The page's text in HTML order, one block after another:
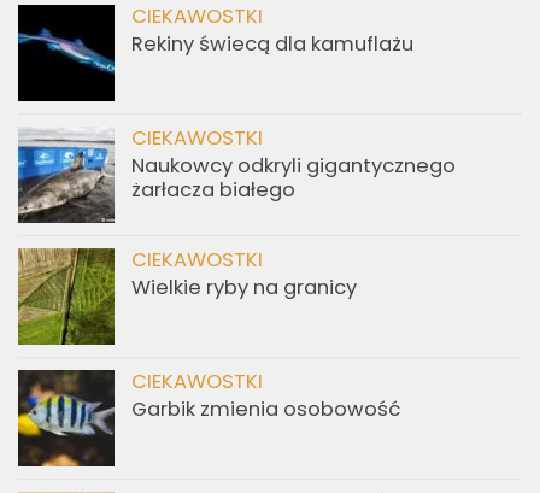
CIEKAWOSTKI
Rekiny świecą dla kamuflażu
CIEKAWOSTKI
Naukowcy odkryli gigantycznego
żarłacza białego
CIEKAWOSTKI
Wielkie ryby na granicy
CIEKAWOSTKI
Garbik zmienia osobowość